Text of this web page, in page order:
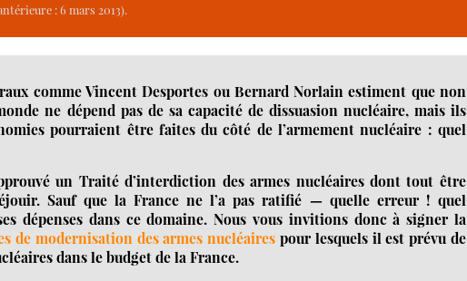
: 6 mars 2013).
comme Vincent Desportes ou Bernard Norlain estiment que non
ne dépend pas de sa capacité de dissuasion nucléaire, mais ils
pourraient être faites du côté de l’armement nucléaire : quel
un Traité d’interdiction des armes nucléaires dont tout être
Sauf que la France ne l’a pas ratifié — quelle erreur ! quel
dépenses dans ce domaine. Nous vous invitions donc à signer la
de modernisation des armes nucléaires pour lesquels il est prévu de
dans le budget de la France.